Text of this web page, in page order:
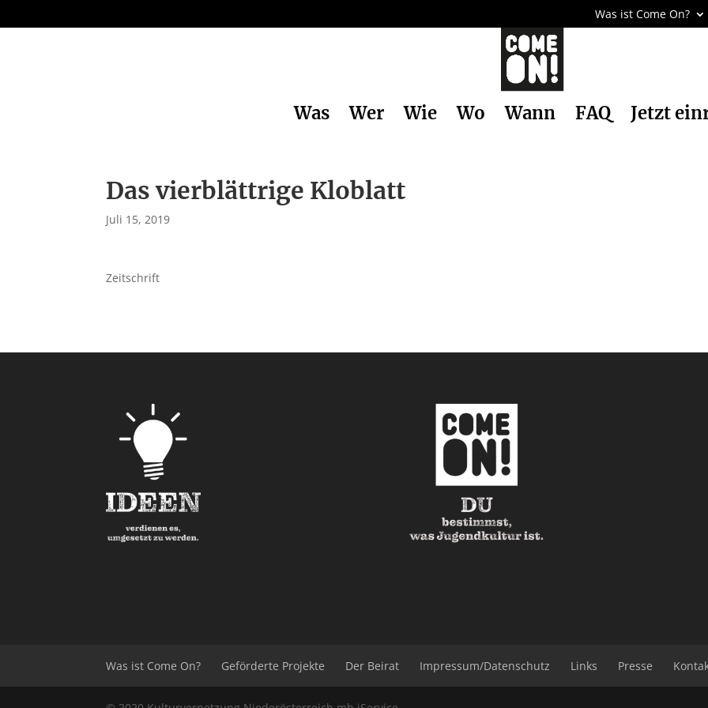
Was ist Come On?
Was Wer Wie Wo Wann FAQ Jetzt
Das vierblättrige Kloblatt
Juli 15, 2019
Zeitschrift
Was ist Come On? Geförderte Projekte Der Beirat Impressum/Datenschutz Links Presse